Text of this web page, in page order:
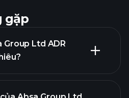
gặp
Group Ltd ADR